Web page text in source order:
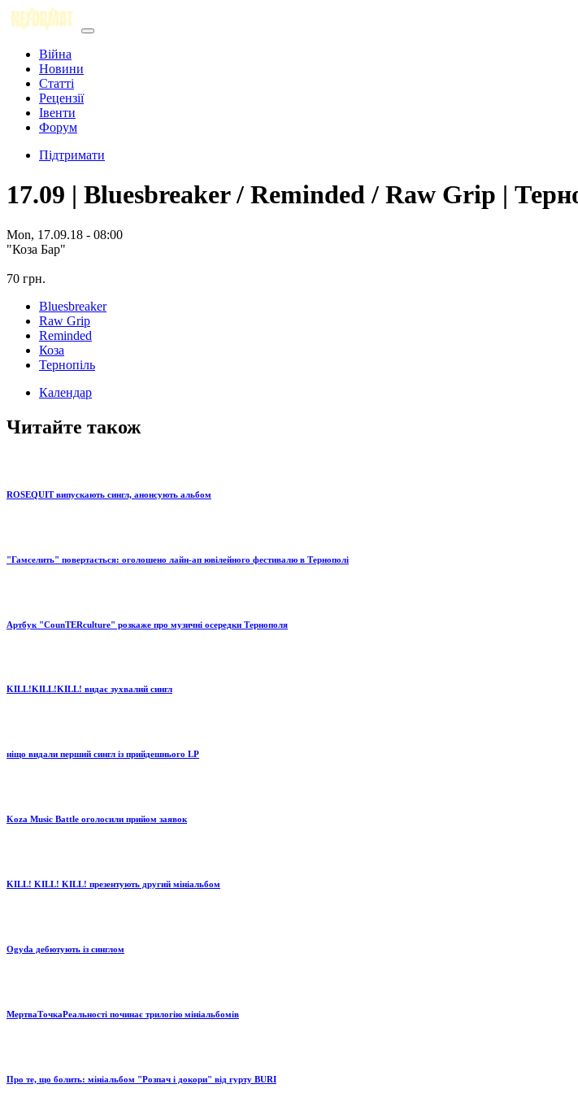
Війна
Новини
Статті
Рецензії
Івенти
Форум
Підтримати
17.09 | Bluesbreaker / Reminded / Raw Grip |
Mon, 17.09.18 - 08:00
"Коза Бар"
70 грн.
Bluesbreaker
Raw Grip
Reminded
Коза
Тернопіль
Календар
Читайте також
ROSEQUIT випускають сингл, анонсують альбом
"Гамселить" повертається: оголошено лайн-ап ювілейного фестивалю в Тернополі
Артбук "СounTERculture" розкаже про музичні осередки Тернополя
KILL!KILL!KILL! видає зухвалий сингл
ніщо видали перший сингл із прийдешнього LP
Koza Music Battle оголосили прийом заявок
KILL! KILL! KILL! презентують другий мініальбом
Ogyda дебютують із синглом
МертваТочкаРеальності починає трилогію мініальбомів
Про те, що болить: мініальбом "Розпач і докори" від гурту BURI